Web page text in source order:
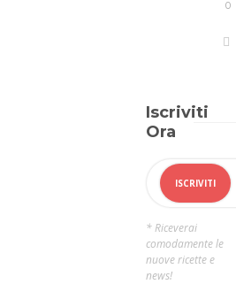
0
Iscriviti
Ora
* Riceverai
comodamente le
nuove ricette e
news!